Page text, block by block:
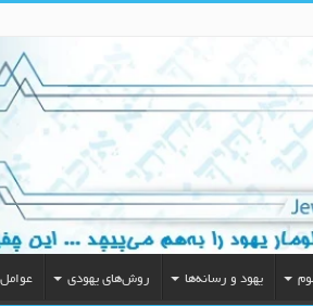
یهود و رسانه‌ها روش‌های یهودی